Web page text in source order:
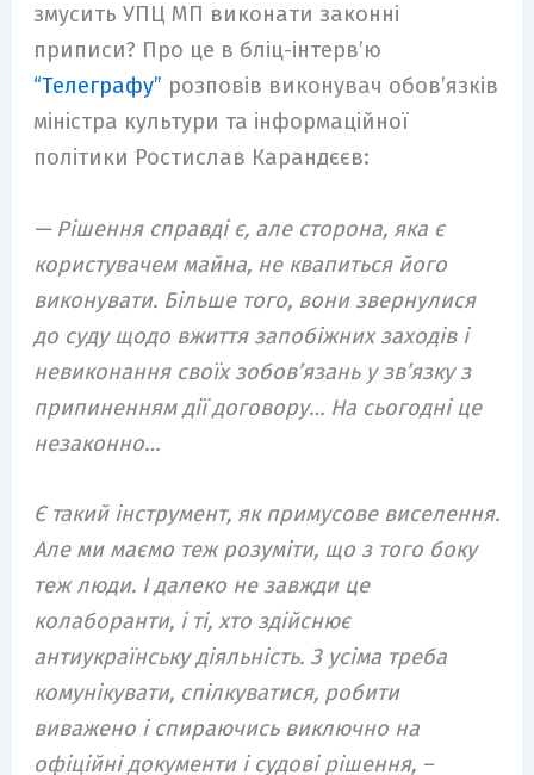
змусить УПЦ МП виконати законні
приписи? Про це в бліц-інтерв’ю
“Телеграфу” розповів виконувач обов’язків
міністра культури та інформаційної
політики Ростислав Карандєєв:
— Рішення справді є, але сторона, яка є
користувачем майна, не квапиться його
виконувати. Більше того, вони звернулися
до суду щодо вжиття запобіжних заходів і
невиконання своїх зобов’язань у зв’язку з
припиненням дії договору… На сьогодні це
незаконно…
Є такий інструмент, як примусове виселення.
Але ми маємо теж розуміти, що з того боку
теж люди. І далеко не завжди це
колаборанти, і ті, хто здійснює
антиукраїнську діяльність. З усіма треба
комунікувати, спілкуватися, робити
виважено і спираючись виключно на
офіційні документи і судові рішення, –